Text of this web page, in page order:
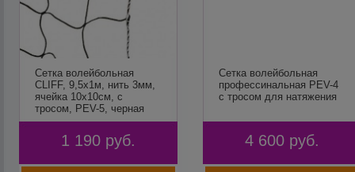
Сетка волейбольная
CLIFF, 9,5х1м, нить 3мм,
ячейка 10х10см, с
тросом, РЕV-5, черная
1 190 руб.
Сетка волейбольная
профессинальная PEV-4
с тросом для натяжения
4 600 руб.